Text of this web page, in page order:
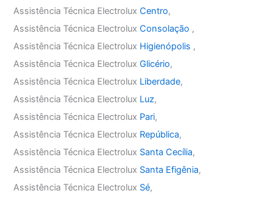
Assistência Técnica ElectroluxCentro,
Assistência Técnica ElectroluxConsolação ,
Assistência Técnica Electrolux Higienópolis ,
Assistência Técnica ElectroluxGlicério,
Assistência Técnica Electrolux Liberdade,
Assistência Técnica Electrolux Luz,
Assistência Técnica Electrolux Pari,
Assistência Técnica Electrolux República,
Assistência Técnica Electrolux Santa Cecília,
Assistência Técnica Electrolux Santa Efigênia,
Assistência Técnica Electrolux Sé,